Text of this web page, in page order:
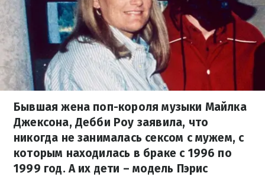
Бывшая жена поп-короля музыки Майлка
Джексона, Дебби Роу заявила, что
никогда не занималась сексом с мужем, с
которым находилась в браке с 1996 по
1999 год. А их дети – модель Пэрис